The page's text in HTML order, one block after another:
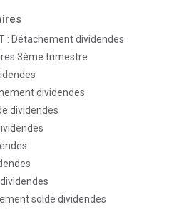
: Détachement dividendes
3ème trimestre
dividendes
dividendes
solde dividendes